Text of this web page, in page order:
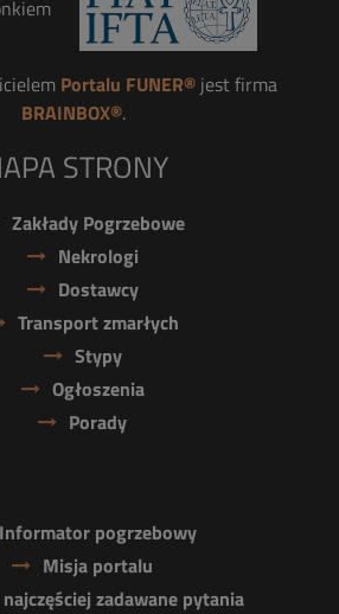
Portalu FUNER®jest firma
BRAINBOX®.
STRONY
Zakłady Pogrzebowe
Nekrologi
Dostawcy
Transport zmarłych
Stypy
Ogłoszenia
Porady
Informator pogrzebowy
Misja portalu
zadawane pytania